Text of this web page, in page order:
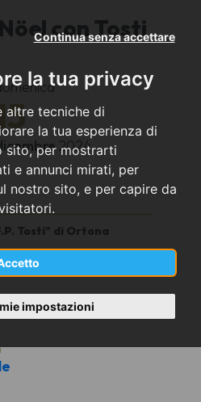
la tua privacy
altre tecniche di
la tua esperienza di
sito, per mostrarti
e annunci mirati, per
nostro sito, e per capire da
Continua senza accettare
impostazioni
con Tosti
2024
Tosti" di Ortona